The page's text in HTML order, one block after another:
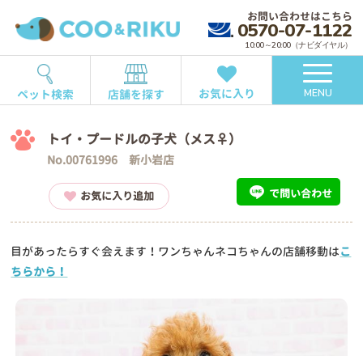
お問い合わせはこちら
0570-07-1122
10:00～20:00（ナビダイヤル）
ペット検索 店舗を探す お気に入り MENU
トイ・プードルの子犬（メス♀）
No.00761996 新小岩店
お気に入り追加 で問い合わせ
目があったらすぐ会えます！ワンちゃんネコちゃんの店舗移動はこ
ちらから！